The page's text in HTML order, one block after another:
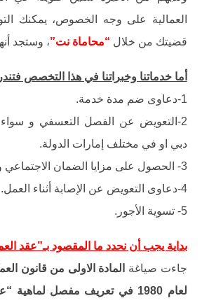
العمالية على وجه الخصوص، يمكنك
قضيتك من خلال “محاماة نت”، وستجد
أما خدماتنا وخبراتنا في هذا التخصص
1-دعاوى ضم مدة خدمة.
2-التعويض عن الفصل التعسفي و
دبي او في مختلف إمارات الدولة.
3- الحصول على مزايا الضمان الاجتماعي ومعاشات التقاعد .
4-دعاوى التعويض عن الإصابة أثناء العمل.
5- تسوية الأجور.
بداية يجب أن نحدد ما المقصود بـ”عقد
جاءت صياغة
لعام 1980 في تعريف مفصل لماهية “عقد العمل”